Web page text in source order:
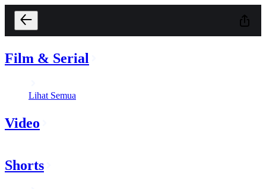
Film & Serial
Lihat Semua
Video
Shorts